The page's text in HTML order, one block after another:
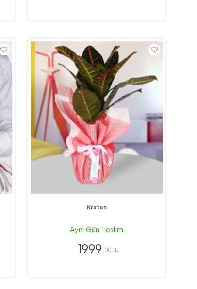
Kraton
Aynı Gün Teslim
1999 ,00 TL